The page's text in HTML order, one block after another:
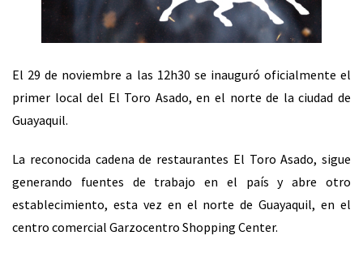
El 29 de noviembre a las 12h30 se inauguró oficialmente el
primer local del El Toro Asado, en el norte de la ciudad de
Guayaquil.
La reconocida cadena de restaurantes El Toro Asado, sigue
generando fuentes de trabajo en el país y abre otro
establecimiento, esta vez en el norte de Guayaquil, en el
centro comercial Garzocentro Shopping Center.